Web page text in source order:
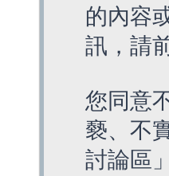
的內容
訊，請
您同意
褻、不
討論區